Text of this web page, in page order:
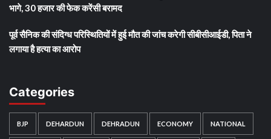
भागे, 30 हजार की फेक करेंसी बरामद
पूर्व सैनिक की संदिग्ध परिस्थितियों में हुई मौत की जांच करेगी सीबीसीआईडी, पिता ने
लगाया है हत्या का आरोप
Categories
BJP DEHARDUN DEHRADUN ECONOMY NATIONAL